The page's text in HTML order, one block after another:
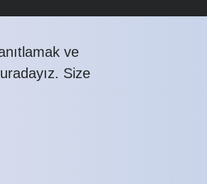
ve
Size